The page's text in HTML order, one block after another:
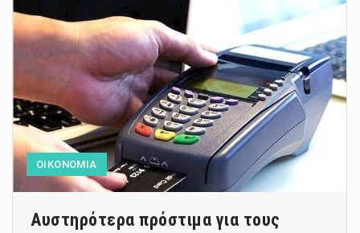
ΟΙΚΟΝΟΜΙΑ
Αυστηρότερα πρόστιμα για τους